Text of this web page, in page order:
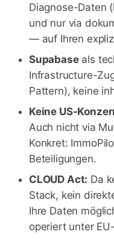
Diagnose-Daten
und nur via
— auf Ihren
Supabaseals
Infrastructure-
Pattern), keine
Keine US-
Auch nicht via
Konkret:
Beteiligungen.
CLOUD Act: Da
Stack, kein
Ihre Daten
operiert unter